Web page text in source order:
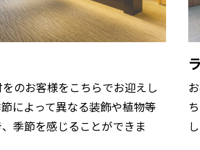
のお客様をこちらでお迎えし
によって異なる装飾や植物等
季節を感じることができま